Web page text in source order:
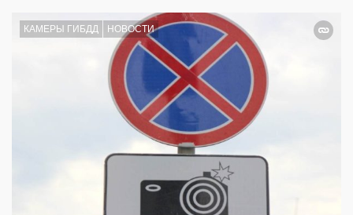
КАМЕРЫ ГИБДД НОВОСТИ